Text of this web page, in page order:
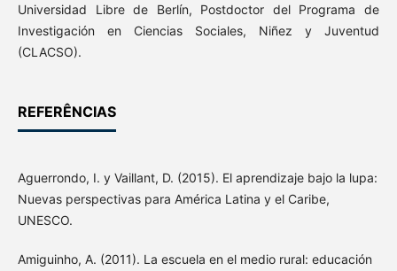
Universidad Libre de Berlín, Postdoctor del Programa de
Investigación en Ciencias Sociales, Niñez y Juventud
(CLACSO).
REFERÊNCIAS
Aguerrondo, I. y Vaillant, D. (2015). El aprendizaje bajo la lupa:
Nuevas perspectivas para América Latina y el Caribe,
UNESCO.
Amiguinho, A. (2011). La escuela en el medio rural: educación